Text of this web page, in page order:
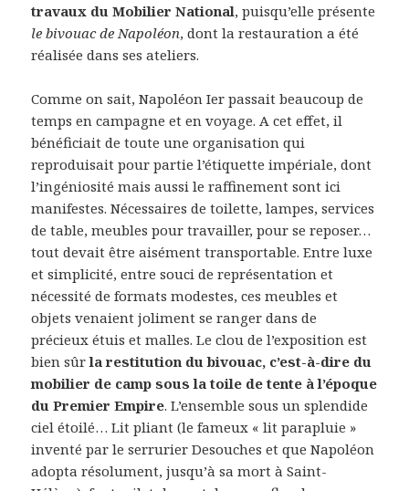
travaux du Mobilier National, puisqu’elle présente
le bivouac de Napoléon, dont la restauration a été
réalisée dans ses ateliers.
Comme on sait, Napoléon Ier passait beaucoup de
temps en campagne et en voyage. A cet effet, il
bénéficiait de toute une organisation qui
reproduisait pour partie l’étiquette impériale, dont
l’ingéniosité mais aussi le raffinement sont ici
manifestes. Nécessaires de toilette, lampes, services
de table, meubles pour travailler, pour se reposer…
tout devait être aisément transportable. Entre luxe
et simplicité, entre souci de représentation et
nécessité de formats modestes, ces meubles et
objets venaient joliment se ranger dans de
précieux étuis et malles. Le clou de l’exposition est
bien sûrla restitution du bivouac, c’est-à-dire du
mobilier de camp sous la toile de tente à l’époque
du Premier Empire. L’ensemble sous un splendide
ciel étoilé… Lit pliant (le fameux « lit parapluie »
inventé par le serrurier Desouches et que Napoléon
adopta résolument, jusqu’à sa mort à Saint-